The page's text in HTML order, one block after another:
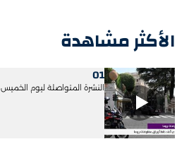
الأكثر مشاهدة
01
النشرة المتواصلة ليوم الخميس 6 آب 2026